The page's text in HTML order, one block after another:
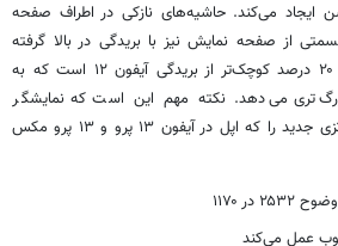
می‌کند. حاشیه‌های نازکی در اطراف صفحه
از صفحه نمایش نیز با بریدگی در بالا گرفته
شده است؛ البته این بریدگی ۲۰ درصد کوچک‌تر از بریدگی آیفون ۱۲ است که به
می‌دهد. نکته مهم این است که نمایشگر
آیفون ۱۳ نرخ نوسازی ۱۲۰ هرتزی جدید را که اپل در آیفون ۱۳ پرو و ۱۳ پرو مکس